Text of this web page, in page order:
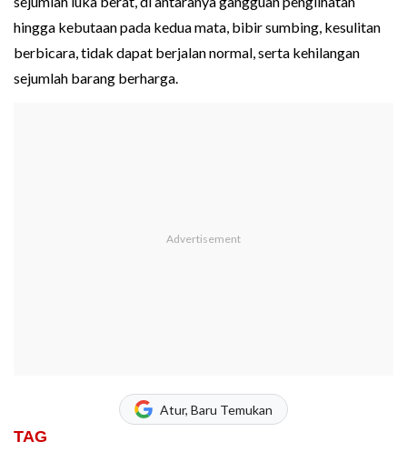
hingga kebutaan pada kedua mata, bibir sumbing, kesulitan
berbicara, tidak dapat berjalan normal, serta kehilangan
sejumlah barang berharga.
Atur, Baru Temukan
TAG